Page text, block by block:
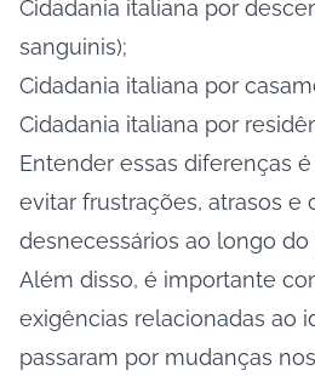
Cidadania italiana por
sanguinis);
Cidadania italiana por
Cidadania italiana por
Entender essas diferenças
evitar frustrações, atrasos e
desnecessários ao longo do
Além disso, é importante
exigências relacionadas ao
passaram por mudanças